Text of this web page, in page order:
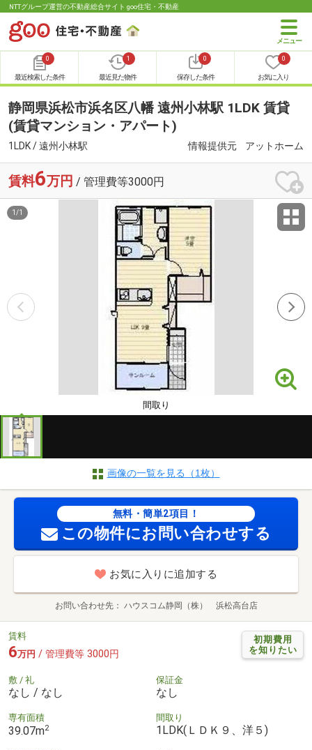
NTTグループ運営の不動産総合サイト goo住宅・不動産
0
最近検索した条件
1
最近見た物件
0
保存した条件
0
お気に入り
静岡県浜松市浜名区八幡 遠州小林駅 1LDK 賃貸
(賃貸マンション・アパート)
1LDK / 遠州小林駅 情報提供元 アットホーム
賃料6万円 / 管理費等3000円
間取り
1 /1
画像の一覧を見る（1枚）
無料・簡単2項目！
この物件にお問い合わせする
お気に入りに追加する
お問い合わせ先 ハウスコム静岡（株） 浜松高台店
初期費用
を知りたい
賃料
6万円 / 管理費等 3000円
敷 / 礼
なし / なし
保証金
なし
専有面積
39.07m2
間取り
1LDK(ＬＤＫ９、洋５)